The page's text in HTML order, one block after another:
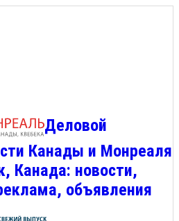
Деловой
Канады и Монреаля
Канада: новости,
объявления